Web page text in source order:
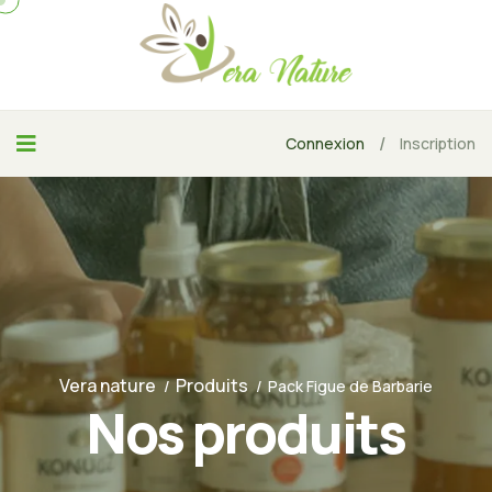
Connexion / Inscription
Vera nature Produits Pack Figue de Barbarie
Nos produits